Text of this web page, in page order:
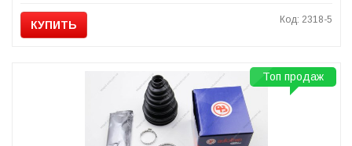
КУПИТЬ Код: 2318-5
Топ продаж